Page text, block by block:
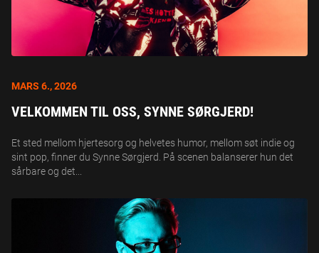
MARS 6., 2026
VELKOMMEN TIL OSS, SYNNE SØRGJERD!
Et sted mellom hjertesorg og helvetes humor, mellom søt indie og
sint pop, finner du Synne Sørgjerd. På scenen balanserer hun det
sårbare og det...